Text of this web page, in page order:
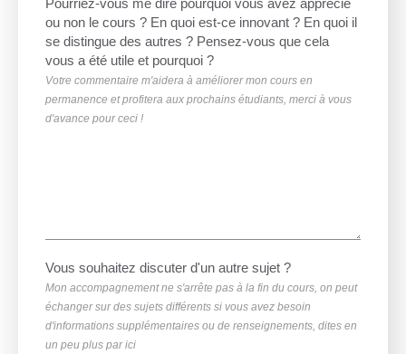
Pourriez-vous me dire pourquoi vous avez apprécié
ou non le cours ? En quoi est-ce innovant ? En quoi il
se distingue des autres ? Pensez-vous que cela
vous a été utile et pourquoi ?
Votre commentaire m'aidera à améliorer mon cours en
permanence et profitera aux prochains étudiants, merci à vous
d'avance pour ceci !
Vous souhaitez discuter d'un autre sujet ?
Mon accompagnement ne s'arrête pas à la fin du cours, on peut
échanger sur des sujets différents si vous avez besoin
d'informations supplémentaires ou de renseignements, dites en
un peu plus par ici